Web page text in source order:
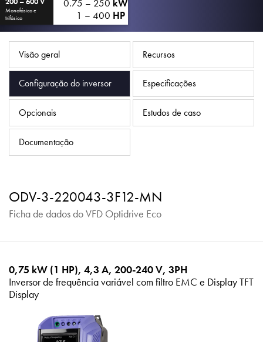
Monofásico e
trifásico
0.75 – 250 kW
1 – 400 HP
Visão geral Recursos
Configuração do inversor Especificações
Opcionais Estudos de caso
Documentação
ODV-3-220043-3F12-MN
Ficha de dados do VFD Optidrive Eco
0,75 kW (1 HP), 4,3 A, 200-240 V, 3PH
Inversor de frequência variável com filtro EMC e Display TFT
Display
Mapa do site
iSource Logar